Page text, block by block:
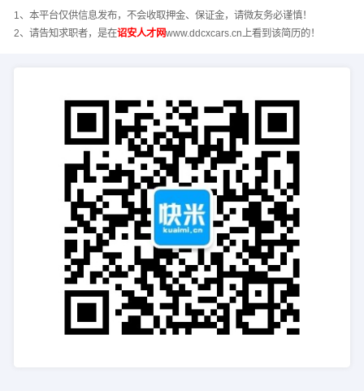
1、本平台仅供信息发布，不会收取押金、保证金，请微友务必谨慎！
2、请告知求职者，是在诏安人才网www.ddcxcars.cn上看到该简历的！